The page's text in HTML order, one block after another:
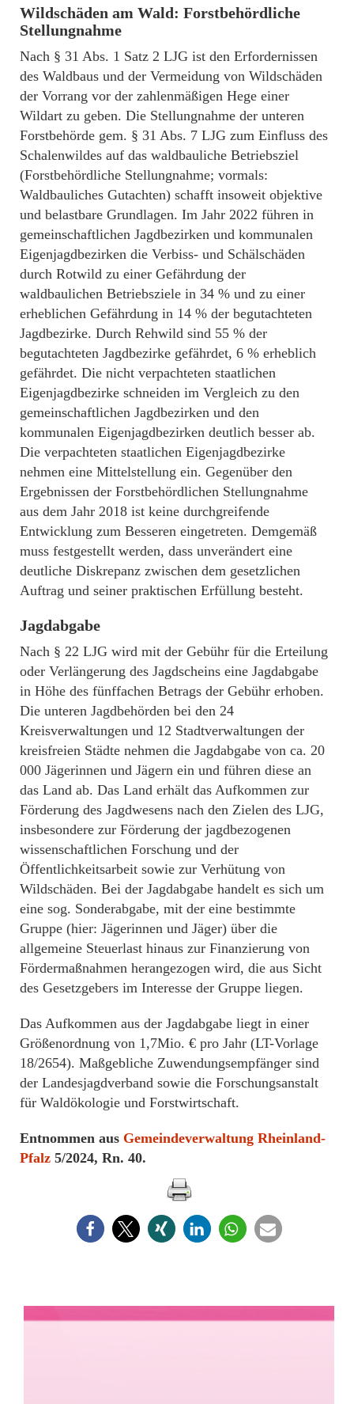
Wildschäden am Wald: Forstbehördliche
Stellungnahme
Nach § 31 Abs. 1 Satz 2 LJG ist den Erfordernissen
des Waldbaus und der Vermeidung von Wildschäden
der Vorrang vor der zahlenmäßigen Hege einer
Wildart zu geben. Die Stellungnahme der unteren
Forstbehörde gem. § 31 Abs. 7 LJG zum Einfluss des
Schalenwildes auf das waldbauliche Betriebsziel
(Forstbehördliche Stellungnahme; vormals:
Waldbauliches Gutachten) schafft insoweit objektive
und belastbare Grundlagen. Im Jahr 2022 führen in
gemeinschaftlichen Jagdbezirken und kommunalen
Eigenjagdbezirken die Verbiss- und Schälschäden
durch Rotwild zu einer Gefährdung der
waldbaulichen Betriebsziele in 34 % und zu einer
erheblichen Gefährdung in 14 % der begutachteten
Jagdbezirke. Durch Rehwild sind 55 % der
begutachteten Jagdbezirke gefährdet, 6 % erheblich
gefährdet. Die nicht verpachteten staatlichen
Eigenjagdbezirke schneiden im Vergleich zu den
gemeinschaftlichen Jagdbezirken und den
kommunalen Eigenjagdbezirken deutlich besser ab.
Die verpachteten staatlichen Eigenjagdbezirke
nehmen eine Mittelstellung ein. Gegenüber den
Ergebnissen der Forstbehördlichen Stellungnahme
aus dem Jahr 2018 ist keine durchgreifende
Entwicklung zum Besseren eingetreten. Demgemäß
muss festgestellt werden, dass unverändert eine
deutliche Diskrepanz zwischen dem gesetzlichen
Auftrag und seiner praktischen Erfüllung besteht.
Jagdabgabe
Nach § 22 LJG wird mit der Gebühr für die Erteilung
oder Verlängerung des Jagdscheins eine Jagdabgabe
in Höhe des fünffachen Betrags der Gebühr erhoben.
Die unteren Jagdbehörden bei den 24
Kreisverwaltungen und 12 Stadtverwaltungen der
kreisfreien Städte nehmen die Jagdabgabe von ca. 20
000 Jägerinnen und Jägern ein und führen diese an
das Land ab. Das Land erhält das Aufkommen zur
Förderung des Jagdwesens nach den Zielen des LJG,
insbesondere zur Förderung der jagdbezogenen
wissenschaftlichen Forschung und der
Öffentlichkeitsarbeit sowie zur Verhütung von
Wildschäden. Bei der Jagdabgabe handelt es sich um
eine sog. Sonderabgabe, mit der eine bestimmte
Gruppe (hier: Jägerinnen und Jäger) über die
allgemeine Steuerlast hinaus zur Finanzierung von
Fördermaßnahmen herangezogen wird, die aus Sicht
des Gesetzgebers im Interesse der Gruppe liegen.
Das Aufkommen aus der Jagdabgabe liegt in einer
Größenordnung von 1,7Mio. € pro Jahr (LT-Vorlage
18/2654). Maßgebliche Zuwendungsempfänger sind
der Landesjagdverband sowie die Forschungsanstalt
für Waldökologie und Forstwirtschaft.
Entnommen aus Gemeindeverwaltung Rheinland-
Pfalz 5/2024, Rn. 40.